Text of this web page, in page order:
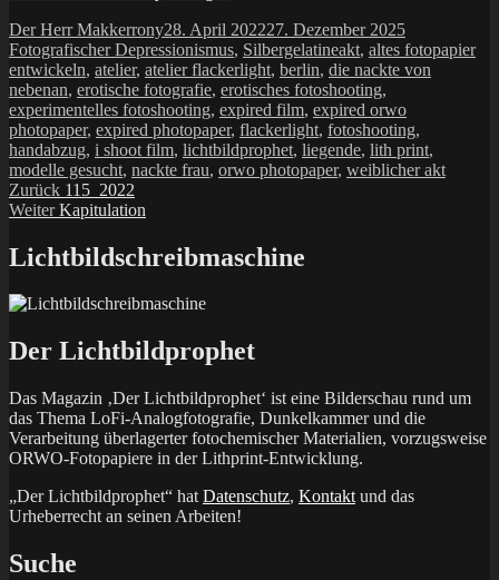
Autor
Der Herr MakkerronyVeröffentlicht
am
28. April 202227. Dezember 2025Kategorien
Fotografischer Depressionismus, SilbergelatineSchlagwörter
akt, altes fotopapier
entwickeln, atelier, atelier flackerlight, berlin, die nackte von
nebenan, erotische fotografie, erotisches fotoshooting,
experimentelles fotoshooting, expired film, expired orwo
photopaper, expired photopaper, flackerlight, fotoshooting,
handabzug, i shoot film, lichtbildprophet, liegende, lith print,
modelle gesucht, nackte frau, orwo photopaper, weiblicher akt
Beitragsnavigation
Zurück Vorheriger
Beitrag:
115_2022
Weiter Nächster
Kapitulation
Lichtbildschreibmaschine
Der Lichtbildprophet
Das Magazin ‚Der Lichtbildprophet‘ ist eine Bilderschau rund um
das Thema LoFi-Analogfotografie, Dunkelkammer und die
Verarbeitung überlagerter fotochemischer Materialien, vorzugsweise
ORWO-Fotopapiere in der Lithprint-Entwicklung.
„Der Lichtbildprophet“ hat Datenschutz, Kontakt und das
Urheberrecht an seinen Arbeiten!
Suche